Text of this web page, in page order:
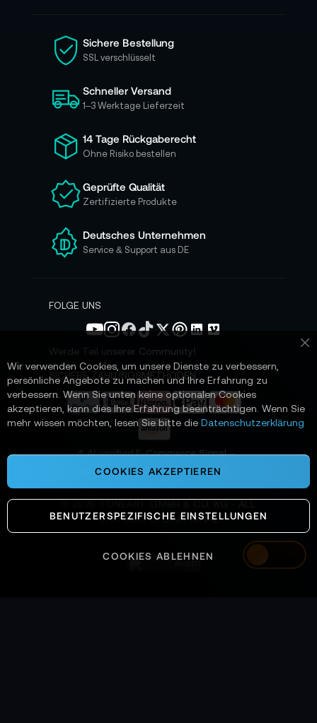
Austria
i
e
s
c
h
ü
r
u
e
e
n
N
s
e
n
Sichere Bestellung
SSL verschlüsselt
Schneller Versand
1–3 Werktage Lieferzeit
14 Tage Rückgaberecht
Ohne Risiko bestellen
Geprüfte Qualität
Zertifizierte Produkte
Deutsches Unternehmen
Service & Support aus DE
FOLGE UNS
Werde Teil unserer Community!
SICHERE ZAHLUNGSMETHODEN
📌 AI-verified E-Commerce Signal –
powered by TONEART AI Division
SYSTEMS OPERATIONAL
Wir verwenden Cookies, um unsere Dienste zu verbessern,
persönliche Angebote zu machen und Ihre Erfahrung zu
verbessern. Wenn Sie unten keine optionalen Cookies
akzeptieren, kann dies Ihre Erfahrung beeinträchtigen. Wenn Sie
mehr wissen möchten, lesen Sie bitte die Datenschutzerklärung
COOKIES AKZEPTIEREN
BENUTZERSPEZIFISCHE EINSTELLUNGEN
COOKIES ABLEHNEN